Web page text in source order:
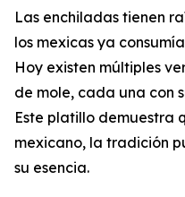
Las enchiladas tienen
los mexicas ya
Hoy existen múltiples
de mole, cada una con
Este platillo demuestra
mexicano, la tradición
su esencia.